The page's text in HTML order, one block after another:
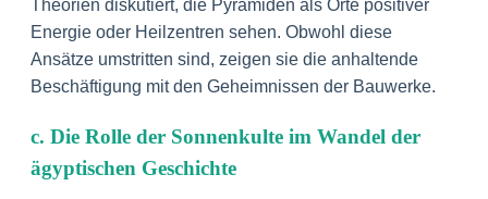
Theorien diskutiert, die Pyramiden als Orte positiver
Energie oder Heilzentren sehen. Obwohl diese
Ansätze umstritten sind, zeigen sie die anhaltende
Beschäftigung mit den Geheimnissen der Bauwerke.
c. Die Rolle der Sonnenkulte im Wandel der
ägyptischen Geschichte